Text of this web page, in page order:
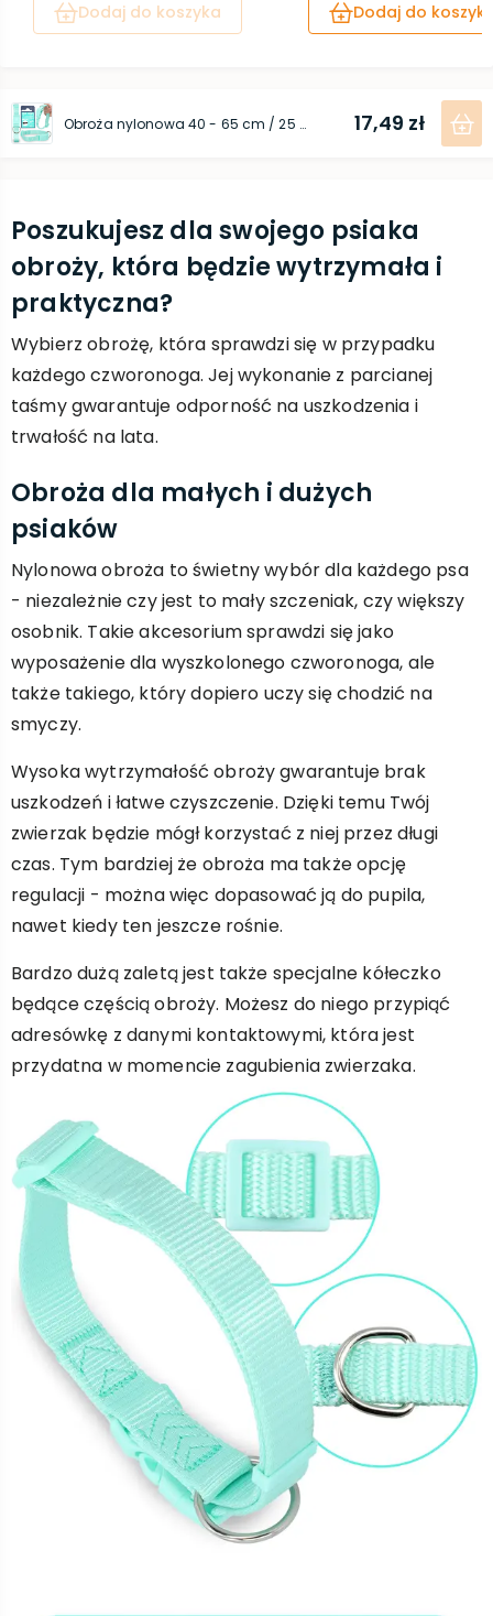
Dodaj do koszyka Dodaj do
Obroża nylonowa 40 - 65 cm / 25 mm miętowa 17,49 zł
Poszukujesz dla swojego psiaka
obroży, która będzie wytrzymała i
praktyczna?
Wybierz obrożę, która sprawdzi się w przypadku
każdego czworonoga. Jej wykonanie z parcianej
taśmy gwarantuje odporność na uszkodzenia i
trwałość na lata.
Obroża dla małych i dużych
psiaków
Nylonowa obroża to świetny wybór dla każdego psa
- niezależnie czy jest to mały szczeniak, czy większy
osobnik. Takie akcesorium sprawdzi się jako
wyposażenie dla wyszkolonego czworonoga, ale
także takiego, który dopiero uczy się chodzić na
smyczy.
Wysoka wytrzymałość obroży gwarantuje brak
uszkodzeń i łatwe czyszczenie. Dzięki temu Twój
zwierzak będzie mógł korzystać z niej przez długi
czas. Tym bardziej że obroża ma także opcję
regulacji - można więc dopasować ją do pupila,
nawet kiedy ten jeszcze rośnie.
Bardzo dużą zaletą jest także specjalne kółeczko
będące częścią obroży. Możesz do niego przypiąć
adresówkę z danymi kontaktowymi, która jest
przydatna w momencie zagubienia zwierzaka.